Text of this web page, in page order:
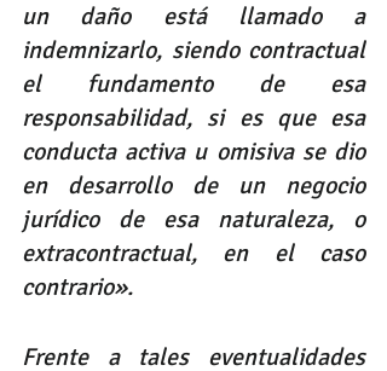
un daño está llamado a
indemnizarlo, siendo contractual
el fundamento de esa
responsabilidad, si es que esa
conducta activa u omisiva se dio
en desarrollo de un negocio
jurídico de esa naturaleza, o
extracontractual, en el caso
contrario».
Frente a tales eventualidades